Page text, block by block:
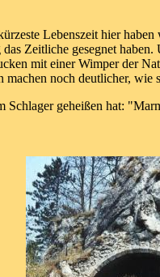
Lebenszeit hier
Zeitliche gesegnet
mit einer Wimper der
noch deutlicher,
geheißen hat: